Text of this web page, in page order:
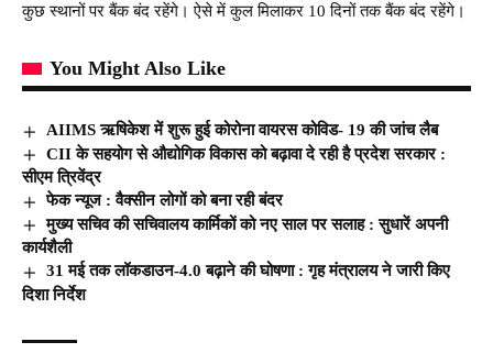
कुछ स्थानों पर बैंक बंद रहेंगे। ऐसे में कुल मिलाकर 10 दिनों तक बैंक बंद रहेंगे।
You Might Also Like
AIIMS ऋषिकेश में शुरू हुई कोरोना वायरस कोविड- 19 की जांच लैब
CII के सहयोग से औद्योगिक विकास को बढ़ावा दे रही है प्रदेश सरकार :
सीएम त्रिवेंद्र
फेक न्यूज : वैक्सीन लोगों को बना रही बंदर
मुख्य सचिव की सचिवालय कार्मिकों को नए साल पर सलाह : सुधारें अपनी
कार्यशैली
31 मई तक लॉकडाउन-4.0 बढ़ाने की घोषणा : गृह मंत्रालय ने जारी किए
दिशा निर्देश